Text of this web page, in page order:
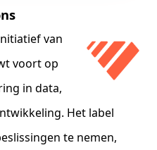
van
voort op
in data,
Het label
te nemen,